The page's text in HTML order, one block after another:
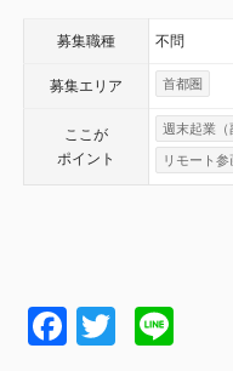
募集職種 不問
募集エリア 首都圏
ここが
ポイント
週末起業（
リモート参
Facebook
Twitter